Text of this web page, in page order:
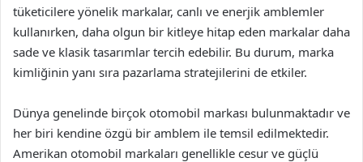
tüketicilere yönelik markalar, canlı ve enerjik amblemler
kullanırken, daha olgun bir kitleye hitap eden markalar daha
sade ve klasik tasarımlar tercih edebilir. Bu durum, marka
kimliğinin yanı sıra pazarlama stratejilerini de etkiler.
Dünya genelinde birçok otomobil markası bulunmaktadır ve
her biri kendine özgü bir amblem ile temsil edilmektedir.
Amerikan otomobil markaları genellikle cesur ve güçlü